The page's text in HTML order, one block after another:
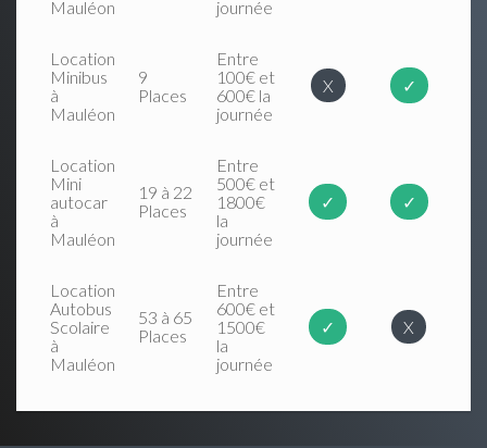
Mauléon
journée
Location
Minibus
à
Mauléon
9
Places
Entre
100€ et
600€ la
journée
X ✓
Location
Mini
autocar
à
Mauléon
19 à 22
Places
Entre
500€ et
1800€
la
journée
✓ ✓
Location
Autobus
Scolaire
à
Mauléon
53 à 65
Places
Entre
600€ et
1500€
la
journée
✓ X